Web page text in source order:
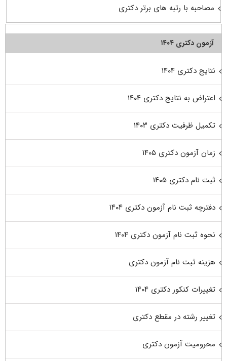
مصاحبه با رتبه های برتر دکتری
آزمون دکتری ۱۴۰۴
نتایج دکتری ۱۴۰۴
اعتراض به نتایج دکتری ۱۴۰۴
تکمیل ظرفیت دکتری ۱۴۰۳
زمان آزمون دکتری ۱۴۰۵
ثبت نام دکتری ۱۴۰۵
دفترچه ثبت نام آزمون دکتری ۱۴۰۴
نحوه ثبت نام آزمون دکتری ۱۴۰۴
هزینه ثبت نام آزمون دکتری
تغییرات کنکور دکتری ۱۴۰۴
تغییر رشته در مقطع دکتری
محرومیت آزمون دکتری